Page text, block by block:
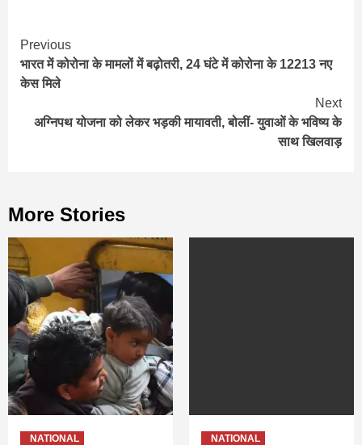
Continue
Reading
Previous
भारत में कोरोना के मामलों में बढ़ोतरी, 24 घंटे में कोरोना के 12213 नए
केस मिले
Next
अग्निपथ योजना को लेकर भड़की मायावती, बोलीं- युवाओं के भविष्य के
साथ खिलवाड़
More Stories
NATIONAL NATIONAL